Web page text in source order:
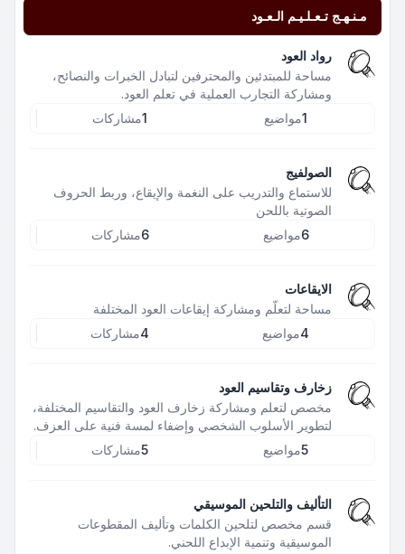
مـنـهـج تـعـلـيـم الـعـود
رواد العود
مساحة للمبتدئين والمحترفين لتبادل الخبرات والنصائح،
ومشاركة التجارب العملية في تعلم العود.
1مواضيع 1مشاركات
الصولفيج
للاستماع والتدريب على النغمة والإيقاع، وربط الحروف
الصوتية باللحن
6مواضيع 6مشاركات
الايقاعات
مساحة لتعلّم ومشاركة إيقاعات العود المختلفة
4مواضيع 4مشاركات
زخارف وتقاسيم العود
مخصص لتعلم ومشاركة زخارف العود والتقاسيم المختلفة،
لتطوير الأسلوب الشخصي وإضفاء لمسة فنية على العزف.
5مواضيع 5مشاركات
التأليف والتلحين الموسيقي
قسم مخصص لتلحين الكلمات وتأليف المقطوعات
الموسيقية وتنمية الإبداع اللحني.